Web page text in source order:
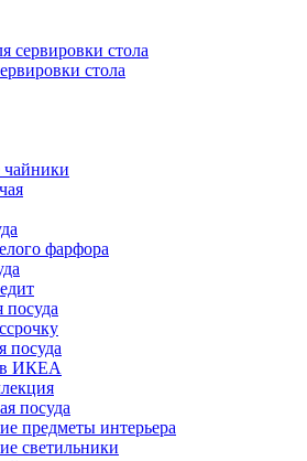
сервировки стола
стола
чайники
фарфора
посуда
посуда
в ИКЕА
посуда
предметы интерьера
светильники